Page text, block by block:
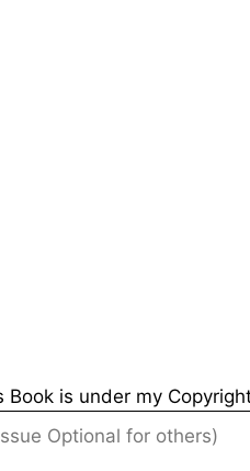
Book is under my